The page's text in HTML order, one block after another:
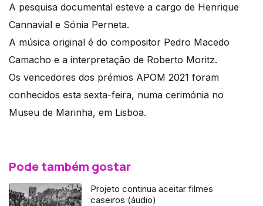
A pesquisa documental esteve a cargo de Henrique
Cannavial e Sónia Perneta.
A música original é do compositor Pedro Macedo
Camacho e a interpretação de Roberto Moritz.
Os vencedores dos prémios APOM 2021 foram
conhecidos esta sexta-feira, numa cerimónia no
Museu de Marinha, em Lisboa.
Pode também gostar
Projeto continua aceitar filmes
caseiros (áudio)